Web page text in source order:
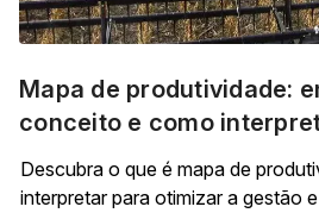
Mapa de produtividade:
conceito e como
Descubra o que é mapa de
interpretar para otimizar a gestão